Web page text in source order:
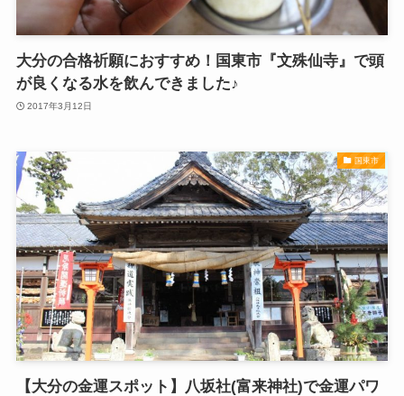
大分の合格祈願におすすめ！国東市『文殊仙寺』で頭
が良くなる水を飲んできました♪
2017年3月12日
国東市
【大分の金運スポット】八坂社(富来神社)で金運パワ